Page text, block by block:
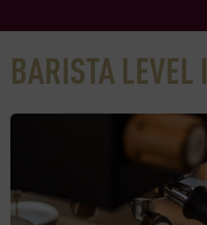
BARISTA LEVEL I